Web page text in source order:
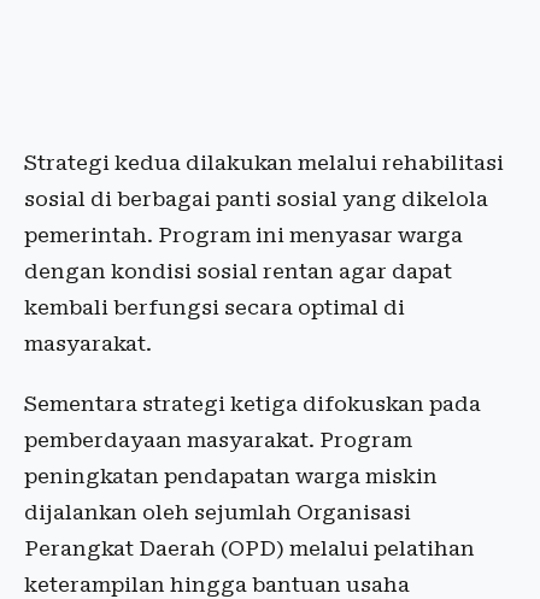
Strategi kedua dilakukan melalui rehabilitasi
sosial di berbagai panti sosial yang dikelola
pemerintah. Program ini menyasar warga
dengan kondisi sosial rentan agar dapat
kembali berfungsi secara optimal di
masyarakat.
Sementara strategi ketiga difokuskan pada
pemberdayaan masyarakat. Program
peningkatan pendapatan warga miskin
dijalankan oleh sejumlah Organisasi
Perangkat Daerah (OPD) melalui pelatihan
keterampilan hingga bantuan usaha